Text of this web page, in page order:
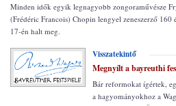
Minden idők egyik legnagyobb zongoraművésze
(Frédéric Francois) Chopin lengyel zeneszerző 160
17-én halt meg.
Visszatekintő
Megnyílt a bayreuthi
Bár reformokat ígértek,
a hagyományokhoz a